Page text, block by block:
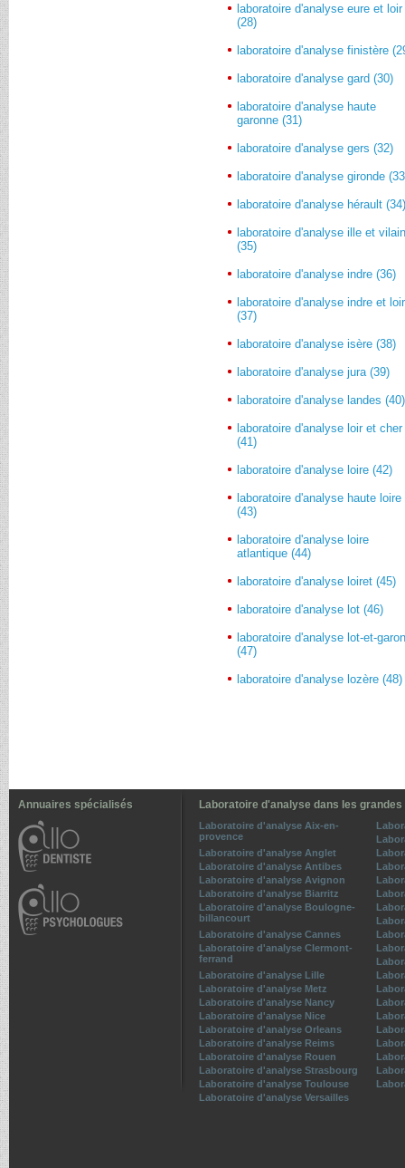
laboratoire d'analyse eure et loir
(28)
laboratoire d'analyse finistère
laboratoire d'analyse gard (30)
laboratoire d'analyse haute
garonne (31)
laboratoire d'analyse gers (32)
laboratoire d'analyse gironde
laboratoire d'analyse hérault
laboratoire d'analyse ille et
(35)
laboratoire d'analyse indre (36)
laboratoire d'analyse indre et
(37)
laboratoire d'analyse isère (38)
laboratoire d'analyse jura (39)
laboratoire d'analyse landes (40)
laboratoire d'analyse loir et cher
(41)
laboratoire d'analyse loire (42)
laboratoire d'analyse haute loire
(43)
laboratoire d'analyse loire
atlantique (44)
laboratoire d'analyse loiret (45)
laboratoire d'analyse lot (46)
laboratoire d'analyse lot-et-
(47)
laboratoire d'analyse lozère (48)
Annuaires spécialisés Laboratoire d'analyse dans les
Laboratoire d'analyse Aix-en-
provence
Laboratoire d'analyse Anglet
Laboratoire d'analyse Antibes
Laboratoire d'analyse Avignon
Laboratoire d'analyse Biarritz
Laboratoire d'analyse Boulogne-
billancourt
Laboratoire d'analyse Cannes
Laboratoire d'analyse Clermont-
ferrand
Laboratoire d'analyse Lille
Laboratoire d'analyse Metz
Laboratoire d'analyse Nancy
Laboratoire d'analyse Nice
Laboratoire d'analyse Orleans
Laboratoire d'analyse Reims
Laboratoire d'analyse Rouen
Laboratoire d'analyse Strasbourg
Laboratoire d'analyse Toulouse
Laboratoire d'analyse Versailles